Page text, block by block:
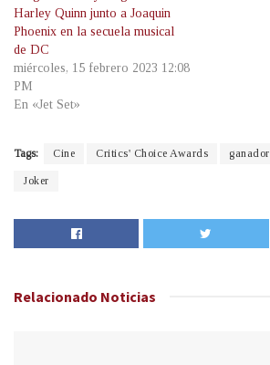
Harley Quinn junto a Joaquin
Phoenix en la secuela musical
de DC
miércoles, 15 febrero 2023 12:08
PM
En «Jet Set»
Tags: Cine Critics' Choice Awards ganador
Joker
Relacionado Noticias